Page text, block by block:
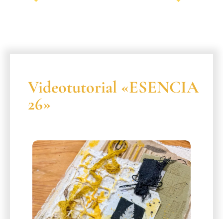
Videotutorial «ESENCIA
26»